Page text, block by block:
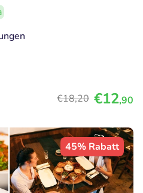
€18,20 €12,90
45% Rabatt